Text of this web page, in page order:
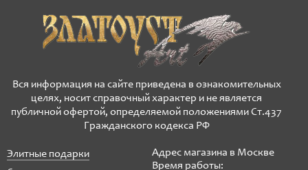
Вся информация на сайте приведена в ознакомительных
целях, носит справочный характер и не является
публичной офертой, определяемой положениями Ст.437
Гражданского кодекса РФ
Элитные подарки
Адрес магазина в Москве
Время работы: